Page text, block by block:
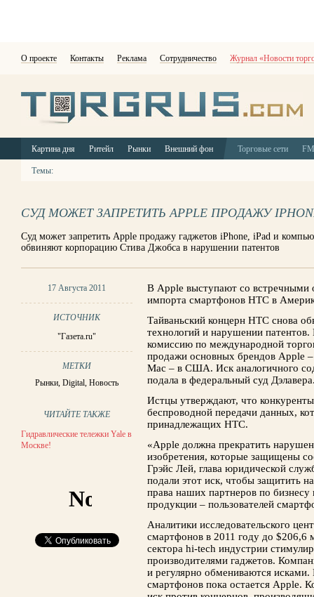
О проекте Контакты Реклама Сотрудничество Журнал «Новости
Картина дня Ритейл Рынки Внешний фон Торговые сети
Темы:
СУД МОЖЕТ ЗАПРЕТИТЬ APPLE ПРОДАЖУ
Суд может запретить Apple продажу гаджетов iPhone, iPad и
обвиняют корпорацию Стива Джобса в нарушении патентов
17 Августа 2011
ИСТОЧНИК
"Газета.ru"
МЕТКИ
Рынки,Digital,Новость
ЧИТАЙТЕ ТАКЖЕ
Гидравлические тележки Yale в
Москве!
В Apple выступают со встречными
импорта смартфонов HTC в
Тайваньский концерн HTC снова
технологий и нарушении
комиссию по международной
продажи основных брендов Apple
Mac – в США. Иск аналогичного
подала в федеральный суд
Истцы утверждают, что
беспроводной передачи данных,
принадлежащих HTC.
«Apple должна прекратить
изобретения, которые защищены
Грэйс Лей, глава юридической
подали этот иск, чтобы защитить
права наших партнеров по
продукции – пользователей
Аналитики исследовательского
смартфонов в 2011 году до $206,6
сектора hi-tech индустрии
производителями гаджетов.
и регулярно обмениваются
смартфонов пока остается Apple.